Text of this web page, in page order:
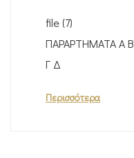
file (7)
ΠΑΡΑΡΤΗΜΑΤΑ Α Β
Γ Δ
Περισσότερα